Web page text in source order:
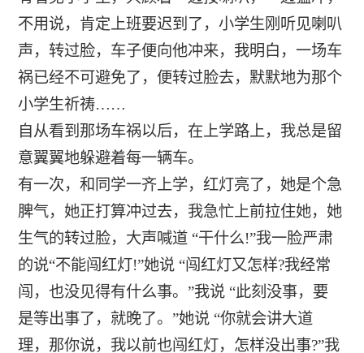
不用说，肯定上班要迟到了，小学生刚听见喇叭
声，转过脸，车子便向他冲来，我明白，一场车
祸已经不可避免了，便转过脸去，默默地为那个
小学生祈祷……
自从看到那场车祸以后，在上学路上，我总是留
意翼翼地躲避着每一辆车。
有一次，和同学一齐上学，红灯亮了，她是个急
脾气，她正打算冲过去，我急忙上前拉住她，她
生气的转过脸，大声喊道 “干什么!”我一脸严肃
的说“不能闯红灯!”她说 “闯红灯又怎样?我经常
闯，也没见得有什么事。”我说 “此刻没事，要
是等出事了，就晚了。”她说 “你就会讲大道
理，那你说，我以前也闯红灯，怎样没出事?”我